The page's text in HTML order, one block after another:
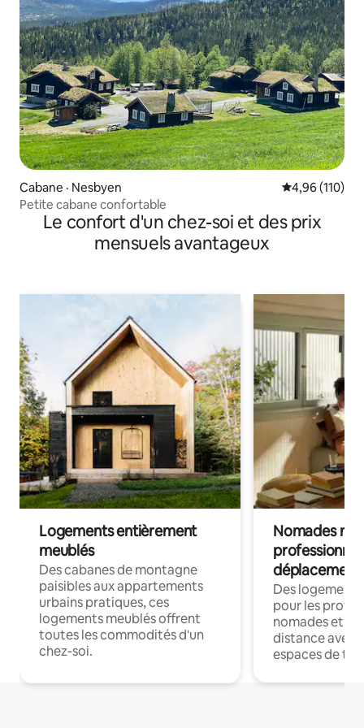
Cabane · Nesbyen Note
4,96 (110)
Petite cabane confortable
Le confort d'un chez-soi et des prix
mensuels avantageux
Logements entièrement
meublés
Des cabanes de montagne
paisibles aux appartements
urbains pratiques, ces
logements meublés offrent
toutes les commodités d'un
chez-soi.
Nomades
déplacement
Des
pour les
nomades et
distance avec
espaces de